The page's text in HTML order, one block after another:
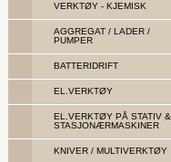
VERKTØY - KJEMISK
AGGREGAT / LADER /
PUMPER
BATTERIDRIFT
EL.VERKTØY
EL.VERKTØY PÅ STATIV &
STASJONÆRMASKINER
KNIVER / MULTIVERKTØY